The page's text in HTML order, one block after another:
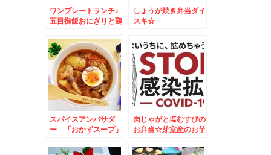
ワンプレートランチ♪
五目御飯おにぎりと鶏
しょうが焼き弁当ダイ
スキ☆
スパイスアンバサダ
ー 「おかずスープ」
て免疫アップ♪その２
肉じゃがと塩むすびの
お弁当☆芽室産のお芋
～＾＾